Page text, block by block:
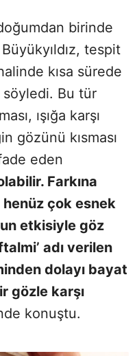
birinde
tespit
kısa sürede
Bu tür
ışığa karşı
gözünü kısması
eden
Farkına
henüz çok esnek
etkisiyle göz
adı verilen
dolayı bayat
gözle karşı
konuştu.